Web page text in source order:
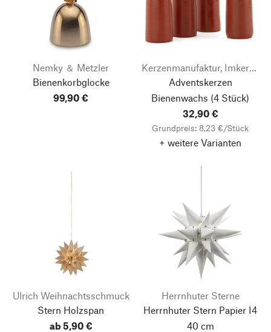
Nemky ＆ Metzler
Bienenkorbglocke
99,90 €
Kerzenmanufaktur, Imkerei & Gänserei Stephan Becker
Adventskerzen
Bienenwachs (4 Stück)
32,90 €
Grundpreis: 8,23 €/Stück
+ weitere Varianten
Ulrich Weihnachtsschmuck
Stern Holzspan
ab 5,90 €
Herrnhuter Sterne
Herrnhuter Stern Papier I4
40 cm